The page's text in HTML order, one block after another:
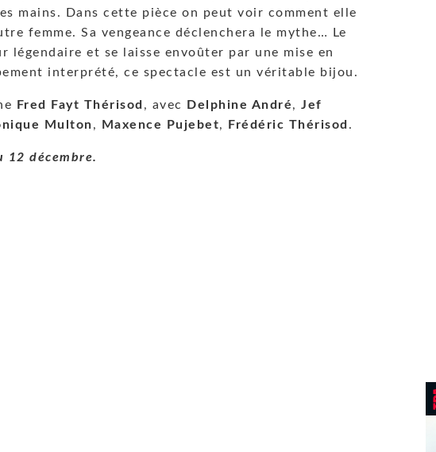
mains. Dans cette pièce on peut voir comment elle
femme. Sa vengeance déclenchera le mythe… Le
légendaire et se laisse envoûter par une mise en
interprété, ce spectacle est un véritable bijou.
Fred Fayt Thérisod , avec Delphine André, Jef
Multon, Maxence Pujebet, Frédéric Thérisod .
12 décembre.